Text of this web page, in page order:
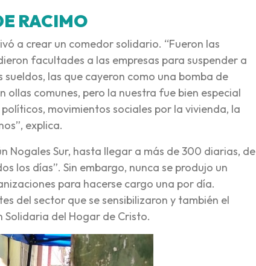
RACIMO
a crear un comedor solidario. “Fueron las
facultades a las empresas para suspender a
las que cayeron como una bomba de
comunes, pero la nuestra fue bien especial
movimientos sociales por la vivienda, la
explica.
Nogales Sur, hasta llegar a más de 300 diarias, de
los días”. Sin embargo, nunca se produjo un
para hacerse cargo una por día.
del sector que se sensibilizaron y también el
del Hogar de Cristo.